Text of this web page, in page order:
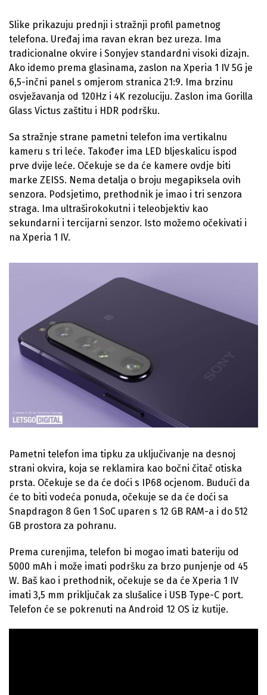
Slike prikazuju prednji i stražnji profil pametnog
telefona. Uređaj ima ravan ekran bez ureza. Ima
tradicionalne okvire i Sonyjev standardni visoki dizajn.
Ako idemo prema glasinama, zaslon na Xperia 1 IV 5G je
6,5-inčni panel s omjerom stranica 21:9. Ima brzinu
osvježavanja od 120Hz i 4K rezoluciju. Zaslon ima Gorilla
Glass Victus zaštitu i HDR podršku.
Sa stražnje strane pametni telefon ima vertikalnu
kameru s tri leće. Također ima LED bljeskalicu ispod
prve dvije leće. Očekuje se da će kamere ovdje biti
marke ZEISS. Nema detalja o broju megapiksela ovih
senzora. Podsjetimo, prethodnik je imao i tri senzora
straga. Ima ultraširokokutni i teleobjektiv kao
sekundarni i tercijarni senzor. Isto možemo očekivati i
na Xperia 1 IV.
Pametni telefon ima tipku za uključivanje na desnoj
strani okvira, koja se reklamira kao bočni čitač otiska
prsta. Očekuje se da će doći s IP68 ocjenom. Budući da
će to biti vodeća ponuda, očekuje se da će doći sa
Snapdragon 8 Gen 1 SoC uparen s 12 GB RAM-a i do 512
GB prostora za pohranu.
Prema curenjima, telefon bi mogao imati bateriju od
5000 mAh i može imati podršku za brzo punjenje od 45
W. Baš kao i prethodnik, očekuje se da će Xperia 1 IV
imati 3,5 mm priključak za slušalice i USB Type-C port.
Telefon će se pokrenuti na Android 12 OS iz kutije.